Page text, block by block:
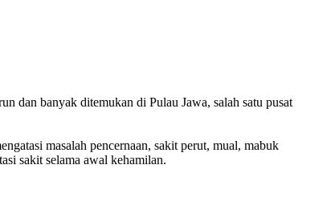
dan banyak ditemukan di Pulau Jawa, salah satu pusat
masalah pencernaan, sakit perut, mual, mabuk
sakit selama awal kehamilan.